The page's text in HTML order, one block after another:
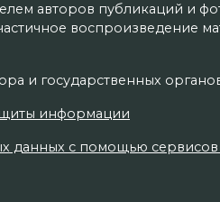
авторов публикаций и
воспроизведение
и государственных
информации
данных с помощью